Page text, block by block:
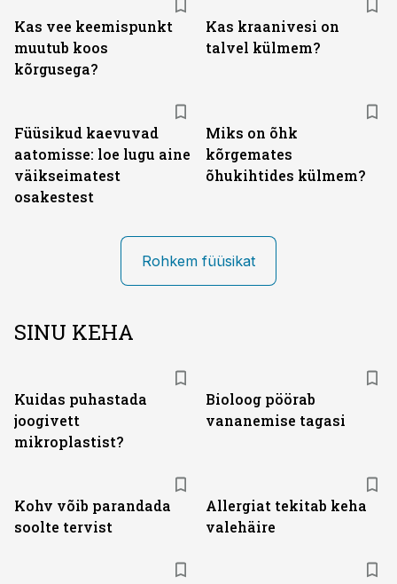
Kas vee keemispunkt
muutub koos
kõrgusega?
Kas kraanivesi on
talvel külmem?
Füüsikud kaevuvad
aatomisse: loe lugu aine
väikseimatest
osakestest
Miks on õhk
kõrgemates
õhukihtides külmem?
Rohkem füüsikat
SINU KEHA
Kuidas puhastada
joogivett
mikroplastist?
Bioloog pöörab
vananemise tagasi
Kohv võib parandada
soolte tervist
Allergiat tekitab keha
valehäire